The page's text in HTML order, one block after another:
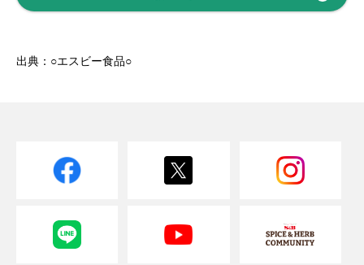
出典：○エスビー食品○